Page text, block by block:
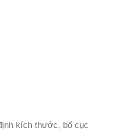
kích thước, bố cục